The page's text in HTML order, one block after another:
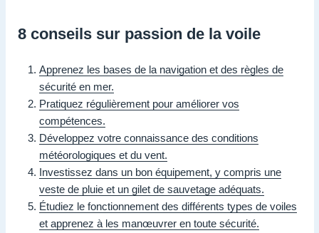
8 conseils sur passion de la voile
Apprenez les bases de la navigation et des règles de
sécurité en mer.
Pratiquez régulièrement pour améliorer vos
compétences.
Développez votre connaissance des conditions
météorologiques et du vent.
Investissez dans un bon équipement, y compris une
veste de pluie et un gilet de sauvetage adéquats.
Étudiez le fonctionnement des différents types de voiles
et apprenez à les manœuvrer en toute sécurité.